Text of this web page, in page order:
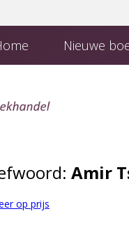
Nieuwe
Amir
op prijs